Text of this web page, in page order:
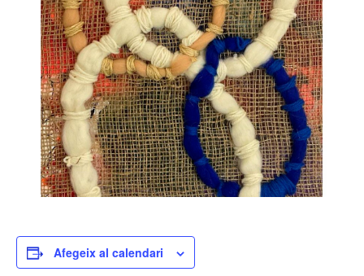
Afegeix al calendari